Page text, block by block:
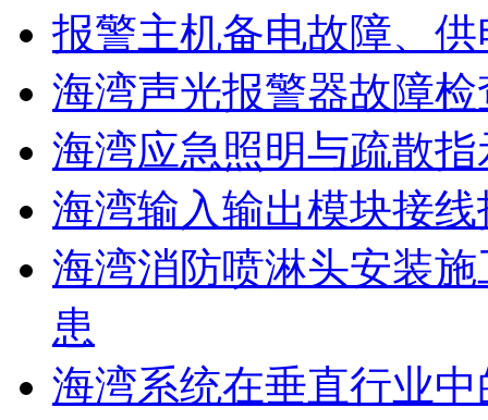
报警主机备电故障、
海湾声光报警器故障
海湾应急照明与疏散
海湾输入输出模块接
海湾消防喷淋头安装
患
海湾系统在垂直行业